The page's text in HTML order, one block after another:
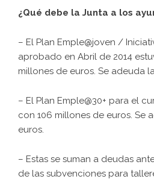
¿Qué debe la Junta a los
– El Plan Emple@joven /
aprobado en Abril de 2014
millones de euros. Se adeuda
– El Plan Emple@30+ para el
con 106 millones de euros. Se
euros.
– Estas se suman a deudas
de las subvenciones para